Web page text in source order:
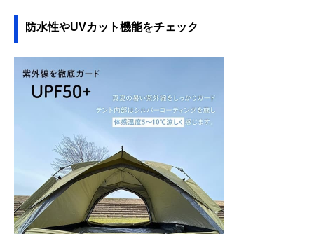
防水性やUVカット機能をチェック